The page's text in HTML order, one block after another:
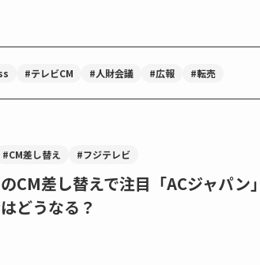
#テレビCM #人財会議 #広報 #転売
#CM差し替え #フジテレビ
CM差し替えで注目「ACジャパン」
どうなる？